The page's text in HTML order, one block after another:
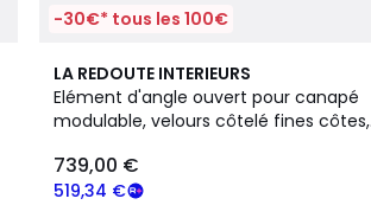
-30€* tous les 100€
LA REDOUTE INTERIEURS
Elément d'angle ouvert pour canapé
modulable, velours côtelé fines côtes,
519,34 €
739,00 €
5
Couleurs